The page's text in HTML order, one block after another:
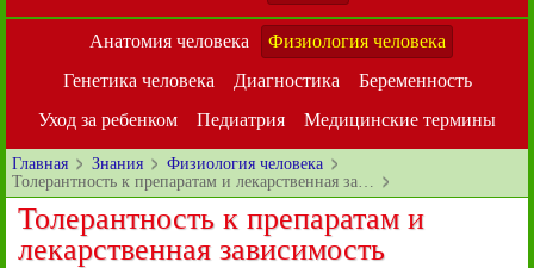
Анатомия человека
Физиология человека
Генетика человека
Диагностика
Беременность
Уход за ребенком
Педиатрия Медицинские термины
Главная Знания
Физиология человека
Толерантность к препаратам и лекарственная за…
Толерантность к препаратам и
лекарственная зависимость